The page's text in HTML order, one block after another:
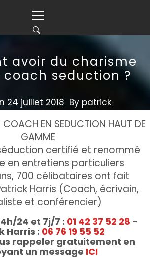
to
content
Menu
avoir du charisme
coach seduction ?
24 juillet 2018 By patrick
COACH EN SEDUCTION HAUT DE
GAMME
certifié et renommé
en entretiens particuliers
700 célibataires ont fait
Harris (Coach, écrivain,
et conférencier)
24 et 7j/7 : 01 42 37 52 28 -
Harris : 06 76 19 55 52
rappeler gratuitement en
un message ICI